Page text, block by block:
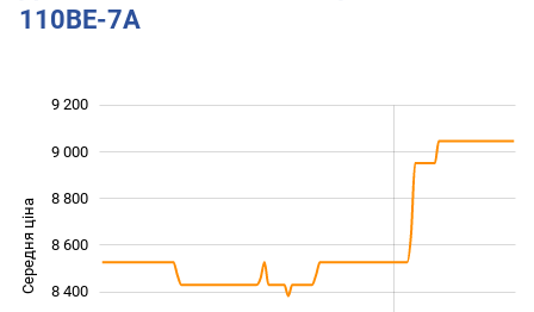
110BE-7A
Середня ціна 8 000
8 400
8 600
8 800
9 000
9 200